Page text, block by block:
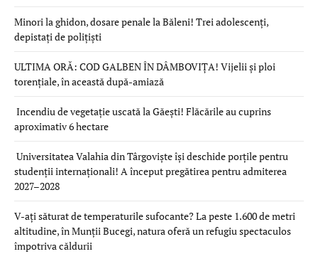
Minori la ghidon, dosare penale la Băleni! Trei adolescenți,
depistați de polițiști
ULTIMA ORĂ: COD GALBEN ÎN DÂMBOVIȚA! Vijelii și ploi
torențiale, în această după-amiază
Incendiu de vegetație uscată la Găești! Flăcările au cuprins
aproximativ 6 hectare
Universitatea Valahia din Târgoviște își deschide porțile pentru
studenții internaționali! A început pregătirea pentru admiterea
2027–2028
V-ați săturat de temperaturile sufocante? La peste 1.600 de metri
altitudine, în Munții Bucegi, natura oferă un refugiu spectaculos
împotriva căldurii